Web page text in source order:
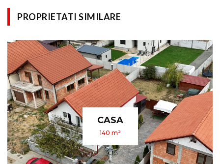
PROPRIETATI SIMILARE
APARTAMENT
340 m²